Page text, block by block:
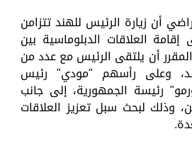
أن زيارة الرئيس للهند تتزامن
على إقامة العلاقات الدبلوماسية بين
أن يلتقى الرئيس مع عدد من
وعلى رأسهم "مودي" رئيس
رئيسة الجمهورية، إلى جانب
وذلك لبحث سبل تعزيز العلاقات